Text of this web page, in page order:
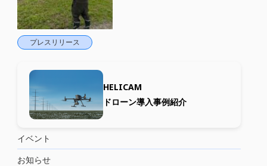
プレスリリース
HELICAM
ドローン導入事例紹介
イベント
お知らせ